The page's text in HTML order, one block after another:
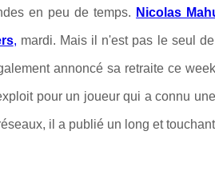
en peu de temps. Nicolas
, mardi. Mais il n'est pas le seul
annoncé sa retraite ce
pour un joueur qui a connu
il a publié un long et